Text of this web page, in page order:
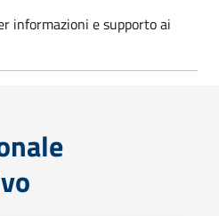
informazioni e supporto ai